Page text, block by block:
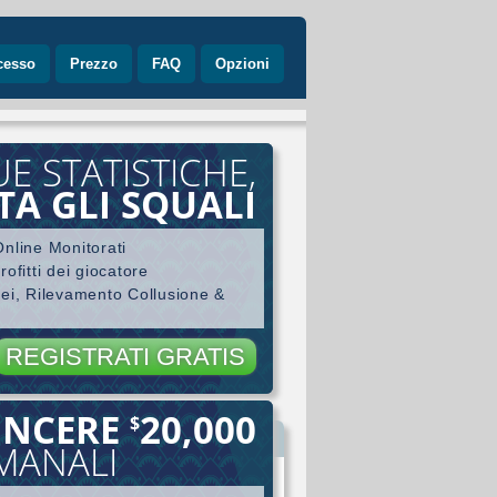
Prezzo FAQ Opzioni
STATISTICHE,
GLI SQUALI
Monitorati
dei giocatore
Rilevamento Collusione &
REGISTRATI GRATIS
$20,000